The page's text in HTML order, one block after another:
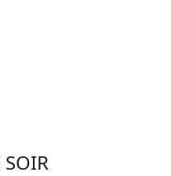
SOIR